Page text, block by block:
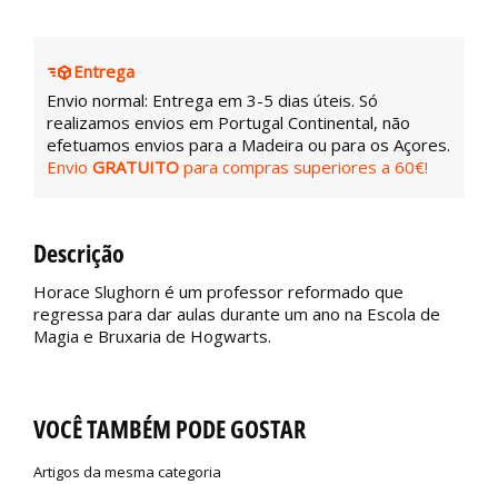
Entrega
Envio normal: Entrega em 3-5 dias úteis. Só
realizamos envios em Portugal Continental, não
efetuamos envios para a Madeira ou para os Açores.
Envio GRATUITO para compras superiores a 60€!
Descrição
Horace Slughorn é um professor reformado que
regressa para dar aulas durante um ano na Escola de
Magia e Bruxaria de Hogwarts.
VOCÊ TAMBÉM PODE GOSTAR
Artigos da mesma categoria